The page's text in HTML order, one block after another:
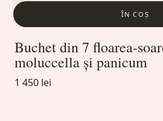
ÎN COȘ
Buchet din 7 floarea-
moluccella și panicum
1 450 lei